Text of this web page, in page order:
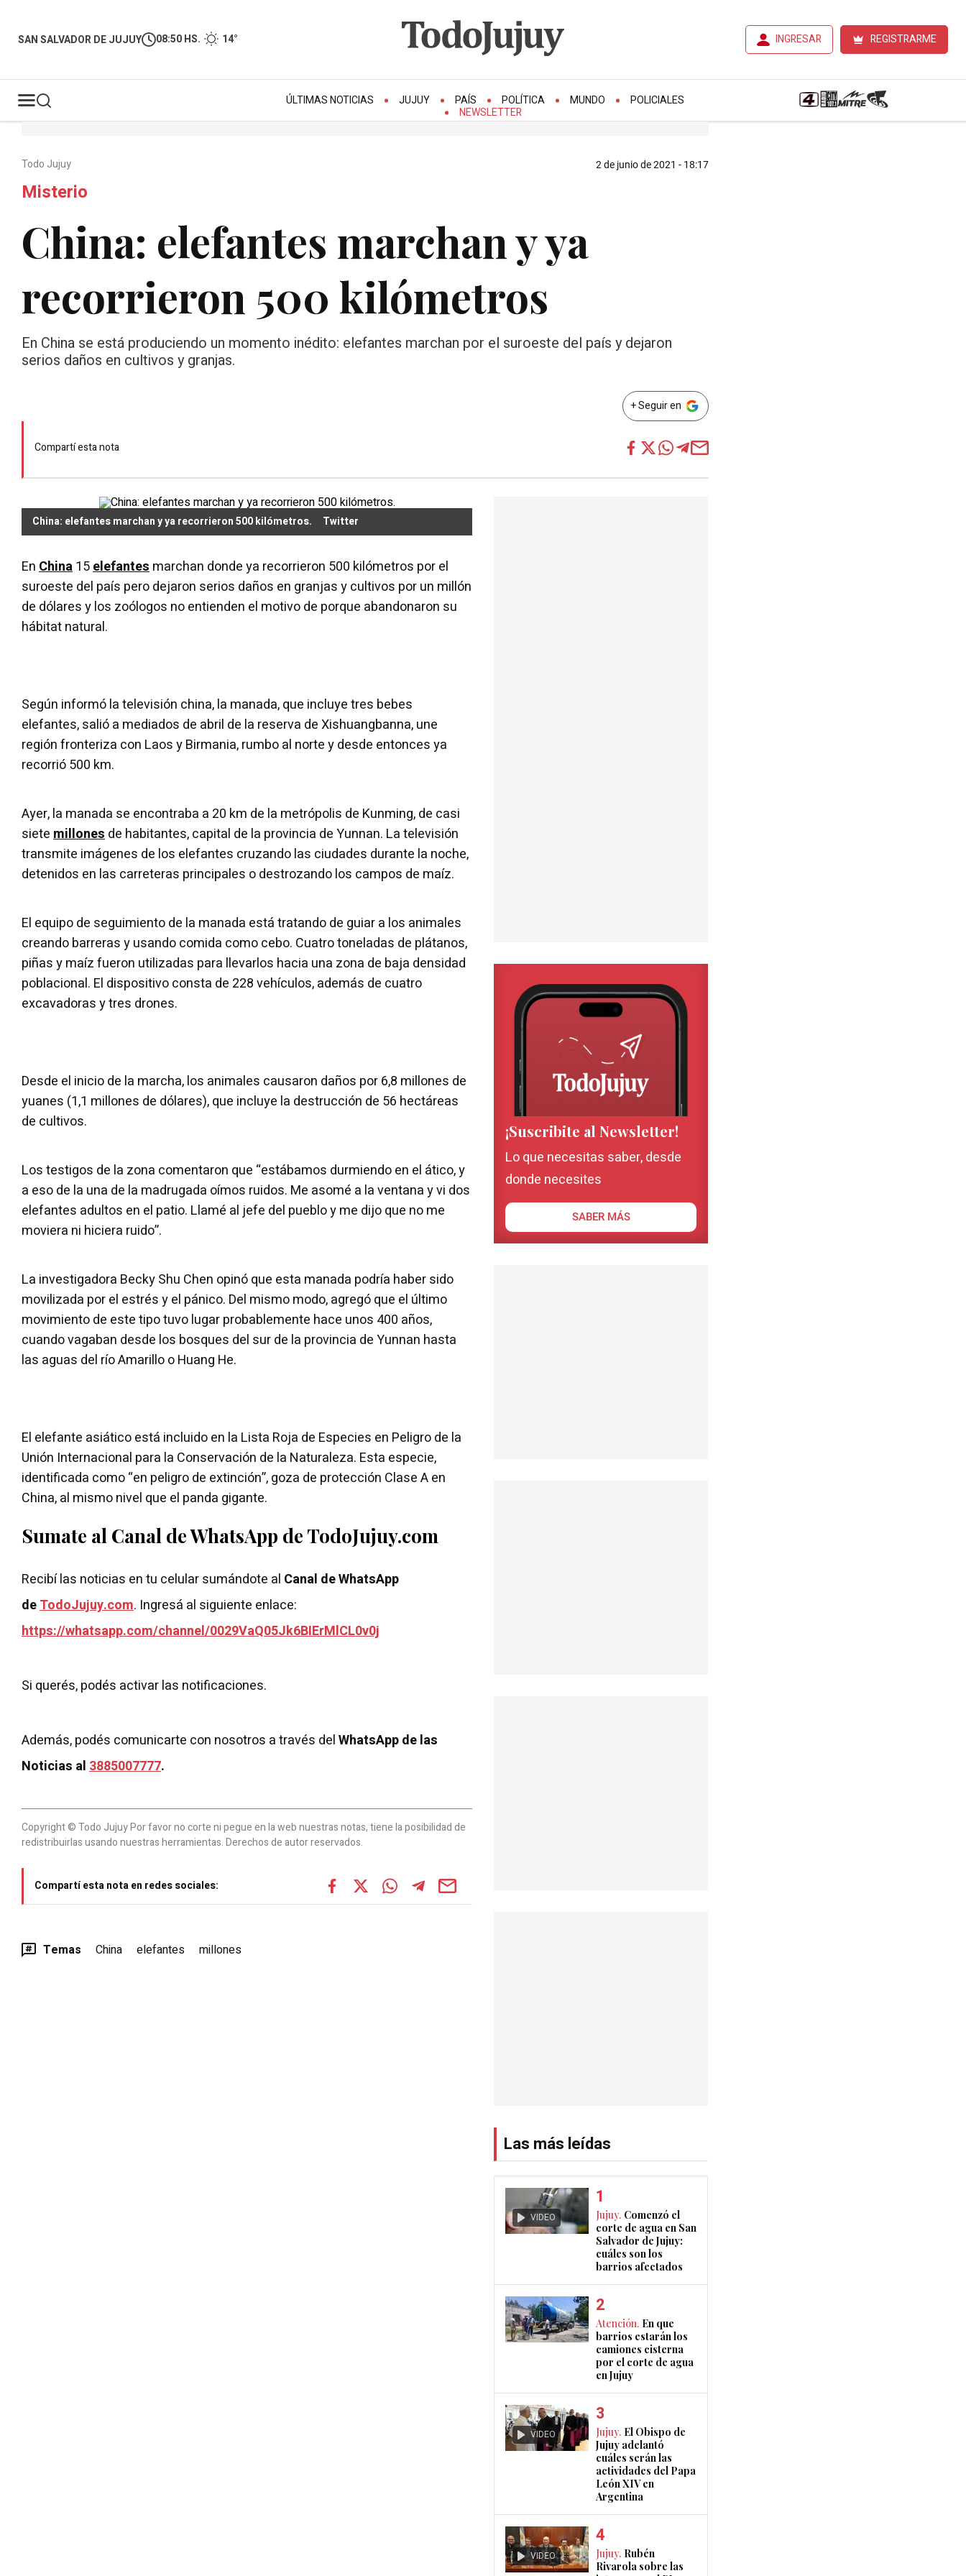
SAN SALVADOR DE JUJUY 08:50 HS. 14° INGRESAR REGISTRARME
ÚLTIMAS NOTICIAS JUJUY PAÍS POLÍTICA MUNDO
POLICIALES
NEWSLETTER
Todo Jujuy 2 de junio de 2021 - 18:17
Misterio
China: elefantes marchan y ya
recorrieron 500 kilómetros
En China se está produciendo un momento inédito: elefantes marchan por el suroeste del país y dejaron
serios daños en cultivos y granjas.
+ Seguir en
Compartí esta nota
China: elefantes marchan y ya recorrieron 500 kilómetros. Twitter
EnChina15elefantesmarchan donde ya recorrieron 500 kilómetros por el
suroeste del país pero dejaron serios daños en granjas y cultivos por un millón
de dólares y los zoólogos no entienden el motivo de porque abandonaron su
hábitat natural.
Según informó la televisión china, la manada, que incluye tres bebes
elefantes, salió a mediados de abril de la reserva de Xishuangbanna, une
región fronteriza con Laos y Birmania, rumbo al norte y desde entonces ya
recorrió 500 km.
Ayer, la manada se encontraba a 20 km de la metrópolis de Kunming, de casi
sietemillonesde habitantes, capital de la provincia de Yunnan. La televisión
transmite imágenes de los elefantes cruzando las ciudades durante la noche,
detenidos en las carreteras principales o destrozando los campos de maíz.
El equipo de seguimiento de la manada está tratando de guiar a los animales
creando barreras y usando comida como cebo. Cuatro toneladas de plátanos,
piñas y maíz fueron utilizadas para llevarlos hacia una zona de baja densidad
poblacional. El dispositivo consta de 228 vehículos, además de cuatro
excavadoras y tres drones.
Desde el inicio de la marcha, los animales causaron daños por 6,8 millones de
yuanes (1,1 millones de dólares), que incluye la destrucción de 56 hectáreas
de cultivos.
Los testigos de la zona comentaron que “estábamos durmiendo en el ático, y
a eso de la una de la madrugada oímos ruidos. Me asomé a la ventana y vi dos
elefantes adultos en el patio. Llamé al jefe del pueblo y me dijo que no me
moviera ni hiciera ruido”.
La investigadora Becky Shu Chen opinó que esta manada podría haber sido
movilizada por el estrés y el pánico. Del mismo modo, agregó que el último
movimiento de este tipo tuvo lugar probablemente hace unos 400 años,
cuando vagaban desde los bosques del sur de la provincia de Yunnan hasta
las aguas del río Amarillo o Huang He.
El elefante asiático está incluido en la Lista Roja de Especies en Peligro de la
Unión Internacional para la Conservación de la Naturaleza. Esta especie,
identificada como “en peligro de extinción”, goza de protección Clase A en
China, al mismo nivel que el panda gigante.
Sumate al Canal de WhatsApp de TodoJujuy.com
Recibí las noticias en tu celular sumándote al Canal de WhatsApp
deTodoJujuy.com. Ingresá al siguiente enlace:
https://whatsapp.com/channel/0029VaQ05Jk6BIErMlCL0v0j
Si querés, podés activar las notificaciones.
Además, podés comunicarte con nosotros a través delWhatsApp de las
Noticias al3885007777.
Copyright © Todo Jujuy Por favor no corte ni pegue en la web nuestras notas, tiene la posibilidad de
redistribuirlas usando nuestras herramientas. Derechos de autor reservados.
Compartí esta nota en redes sociales:
Temas China elefantes millones
¡Suscribite al Newsletter!
Lo que necesitas saber, desde
donde necesites
SABER MÁS
Las más leídas
VIDEO Jujuy. Comenzó el
corte de agua en San
Salvador de Jujuy:
cuáles son los
barrios afectados
Atención. En que
barrios estarán los
camiones cisterna
por el corte de agua
en Jujuy
VIDEO Jujuy. El Obispo de
Jujuy adelantó
cuáles serán las
actividades del Papa
León XIV en
Argentina
VIDEO Jujuy. Rubén
Rivarola sobre las